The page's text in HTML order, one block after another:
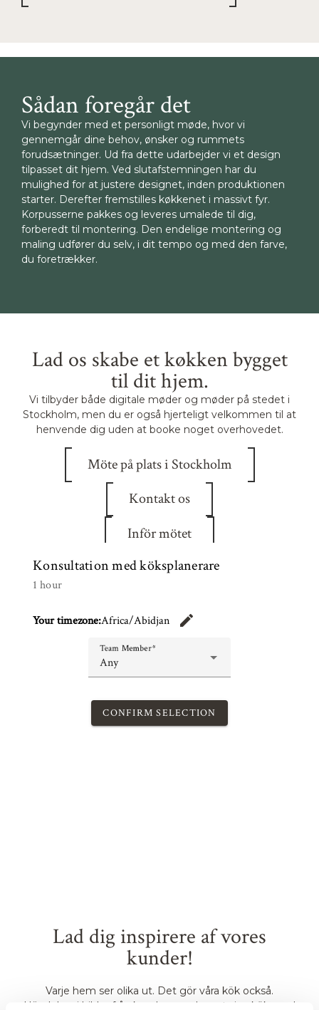
Sådan foregår det
Vi begynder med et personligt møde, hvor vi
gennemgår dine behov, ønsker og rummets
forudsætninger. Ud fra dette udarbejder vi et design
tilpasset dit hjem. Ved slutafstemningen har du
mulighed for at justere designet, inden produktionen
starter. Derefter fremstilles køkkenet i massivt fyr.
Korpusserne pakkes og leveres umalede til dig,
forberedt til montering. Den endelige montering og
maling udfører du selv, i dit tempo og med den farve,
du foretrækker.
Lad os skabe et køkken bygget
til dit hjem.
Vi tilbyder både digitale møder og møder på stedet i
Stockholm, men du er også hjerteligt velkommen til at
henvende dig uden at booke noget overhovedet.
Möte på plats i Stockholm
Kontakt os
Inför mötet
Lad dig inspirere af vores
kunder!
Varje hem ser olika ut. Det gör våra kök också.
Här delar vi bilder från kunder som byggt sina kök med